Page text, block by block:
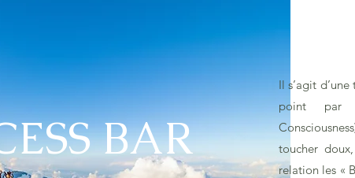
BAR
Il s’agit
point par
toucher
relation les «